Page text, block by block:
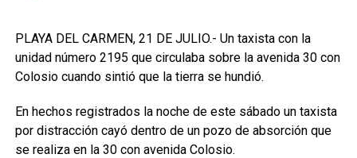
PLAYA DEL CARMEN, 21 DE JULIO.- Un taxista con la
unidad número 2195 que circulaba sobre la avenida 30 con
Colosio cuando sintió que la tierra se hundió.
En hechos registrados la noche de este sábado un taxista
por distracción cayó dentro de un pozo de absorción que
se realiza en la 30 con avenida Colosio.